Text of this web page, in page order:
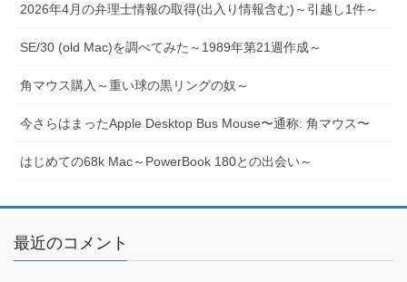
2026年4月の弁理士情報の取得(出入り情報含む)～引越し1件～
SE/30 (old Mac)を調べてみた～1989年第21週作成～
角マウス購入～重い球の黒リングの奴～
今さらはまったApple Desktop Bus Mouse〜通称: 角マウス〜
はじめての68k Mac～PowerBook 180との出会い～
最近のコメント